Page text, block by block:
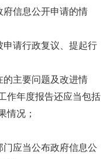
府信息公开申请的情
申请行政复议、提起行
的主要问题及改进情
作年度报告还应当包括
情况；
应当公布政府信息公